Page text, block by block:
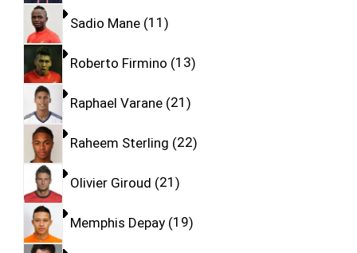
Sadio Mane 11
Roberto Firmino 13
Raphael Varane 21
Raheem Sterling 22
Olivier Giroud 21
Memphis Depay 19